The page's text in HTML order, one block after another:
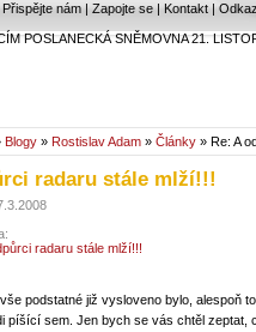
Přispějte nám | Zapojte se | Kontakt |
POSLANECKÁ SNĚMOVNA 21.
Blogy » Rostislav Adam » Články » Re: A
radaru stále mlží!!!
7.3.2008
radaru stále mlží!!!
podstatné již vysloveno bylo, alespoň
píšící sem. Jen bych se vás chtěl zeptat,